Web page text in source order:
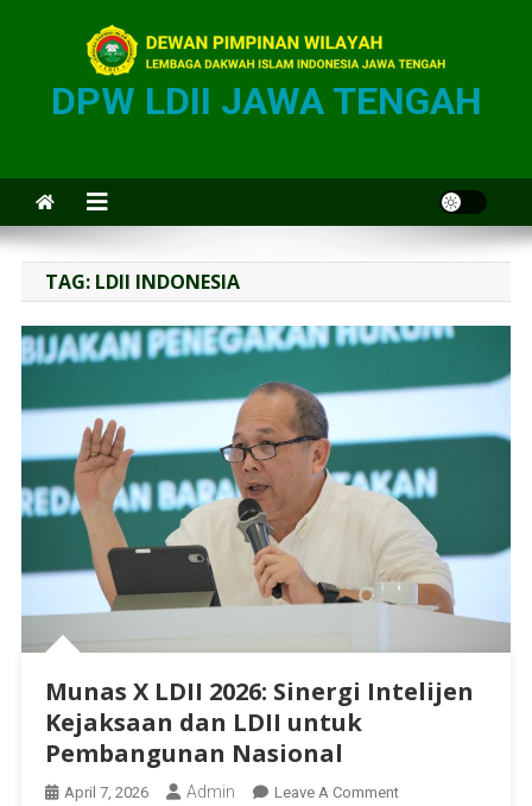
DPW LDII JAWA TENGAH
TAG: LDII INDONESIA
Munas X LDII 2026: Sinergi Intelijen
Kejaksaan dan LDII untuk
Pembangunan Nasional
April 7, 2026 Admin Leave A Comment